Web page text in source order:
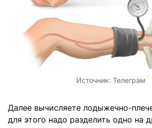
Источник: Телеграм
Далее вычисляете лодыжечно-
для этого надо разделить одно на